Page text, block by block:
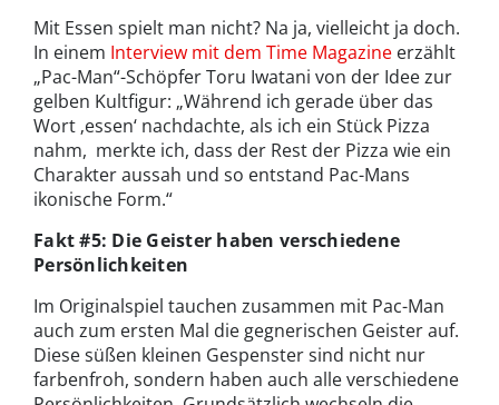
Mit Essen spielt man nicht? Na ja, vielleicht ja doch.
In einem Interview mit dem Time Magazine erzählt
„Pac-Man“-Schöpfer Toru Iwatani von der Idee zur
gelben Kultfigur: „Während ich gerade über das
Wort ‚essen‘ nachdachte, als ich ein Stück Pizza
nahm, merkte ich, dass der Rest der Pizza wie ein
Charakter aussah und so entstand Pac-Mans
ikonische Form.“
Fakt #5: Die Geister haben verschiedene
Persönlichkeiten
Im Originalspiel tauchen zusammen mit Pac-Man
auch zum ersten Mal die gegnerischen Geister auf.
Diese süßen kleinen Gespenster sind nicht nur
farbenfroh, sondern haben auch alle verschiedene